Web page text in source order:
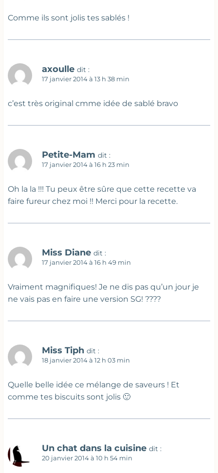
Comme ils sont jolis tes sablés !
axoulle dit :
17 janvier 2014 à 13 h 38 min
c’est très original cmme idée de sablé bravo
Petite-Mam dit :
17 janvier 2014 à 16 h 23 min
Oh la la !!! Tu peux être sûre que cette recette va
faire fureur chez moi !! Merci pour la recette.
Miss Diane dit :
17 janvier 2014 à 16 h 49 min
Vraiment magnifiques! Je ne dis pas qu’un jour je
ne vais pas en faire une version SG! ????
Miss Tiph dit :
18 janvier 2014 à 12 h 03 min
Quelle belle idée ce mélange de saveurs ! Et
comme tes biscuits sont jolis 🙂
Un chat dans la cuisine dit :
20 janvier 2014 à 10 h 54 min